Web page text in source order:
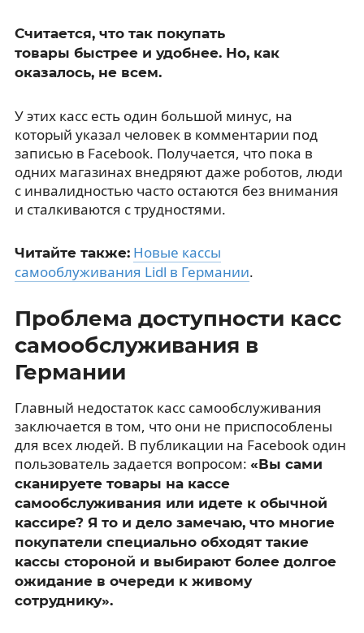
Считается, что так покупать
товары быстрее и удобнее. Но, как
оказалось, не всем.
У этих касс есть один большой минус, на
который указал человек в комментарии под
записью в Facebook. Получается, что пока в
одних магазинах внедряют даже роботов, люди
с инвалидностью часто остаются без внимания
и сталкиваются с трудностями.
Читайте также: Новые кассы
самооблуживания Lidl в Германии.
Проблема доступности касс
самообслуживания в
Германии
Главный недостаток касс самообслуживания
заключается в том, что они не приспособлены
для всех людей. В публикации на Facebook один
пользователь задается вопросом: «Вы сами
сканируете товары на кассе
самообслуживания или идете к обычной
кассире? Я то и дело замечаю, что многие
покупатели специально обходят такие
кассы стороной и выбирают более долгое
ожидание в очереди к живому
сотруднику».